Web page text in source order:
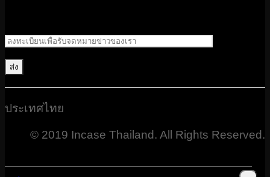
ประเทศไทย
© 2019 Incase Thailand. All Rights Reserved.